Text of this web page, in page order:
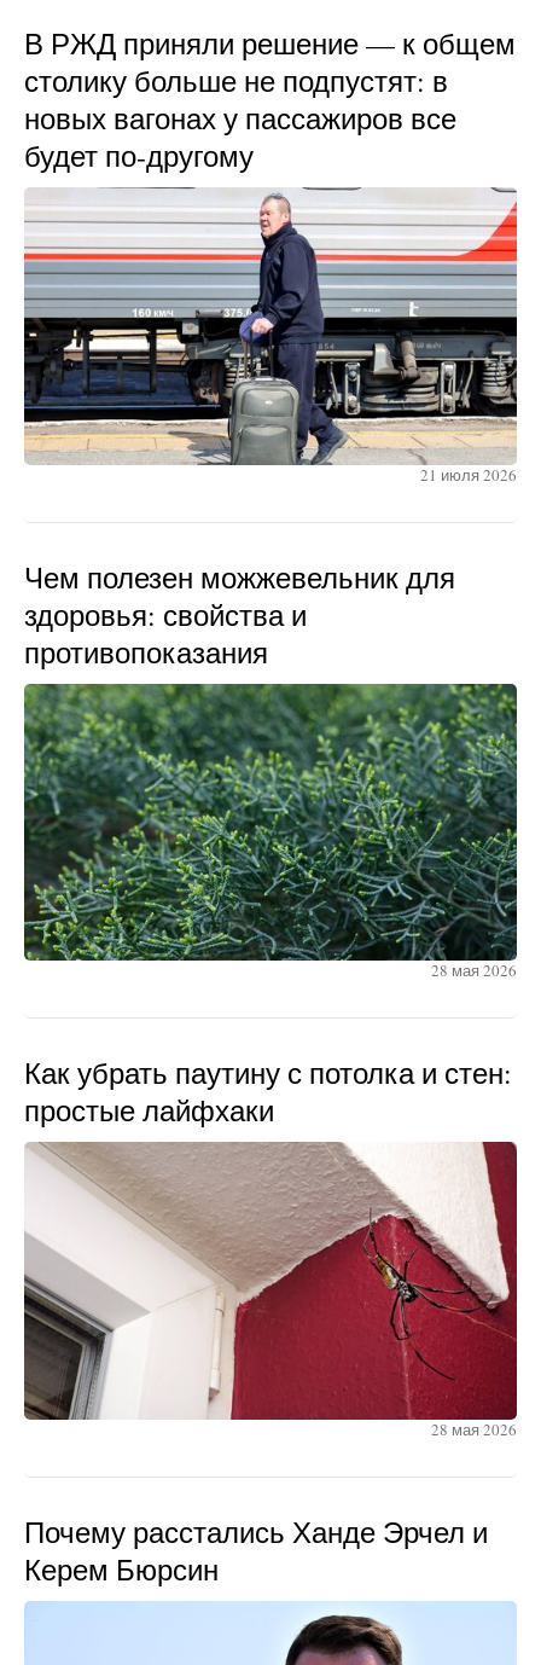
В РЖД приняли решение — к общем
столику больше не подпустят: в
новых вагонах у пассажиров все
будет по-другому
21 июля 2026
Чем полезен можжевельник для
здоровья: свойства и
противопоказания
28 мая 2026
Как убрать паутину с потолка и стен:
простые лайфхаки
28 мая 2026
Почему расстались Ханде Эрчел и
Керем Бюрсин